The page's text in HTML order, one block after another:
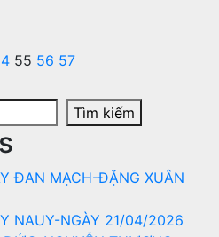
55 56 57
Tìm kiếm
ĐAN MẠCH-ĐẶNG XUÂN
NAUY-NGÀY 21/04/2026